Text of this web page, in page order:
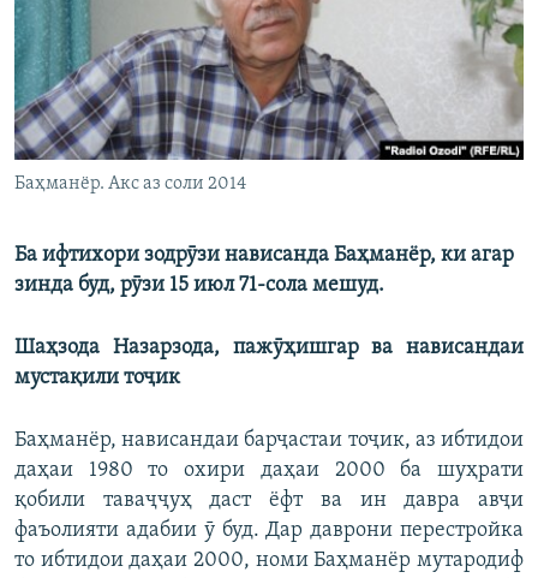
ГУЗОРИШҲОИ РАДИОӢ
Русский
ПАЙГИРӢ КУНЕД
Ҳамаи сомонаҳои RFE/RL
Баҳманёр. Акс аз соли 2014
Ба ифтихори зодрӯзи нависанда Баҳманёр, ки агар
зинда буд, рӯзи 15 июл 71-сола мешуд.
Шаҳзода Назарзода, пажӯҳишгар ва нависандаи
мустақили тоҷик
Баҳманёр, нависандаи барҷастаи тоҷик, аз ибтидои
даҳаи 1980 то охири даҳаи 2000 ба шуҳрати
қобили таваҷҷуҳ даст ёфт ва ин давра авҷи
фаъолияти адабии ӯ буд. Дар даврони перестройка
то ибтидои даҳаи 2000, номи Баҳманёр мутародиф